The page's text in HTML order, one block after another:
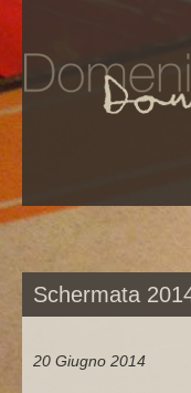
Schermata
20 Giugno 2014